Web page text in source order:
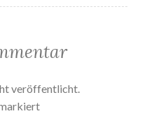
veröffentlicht.